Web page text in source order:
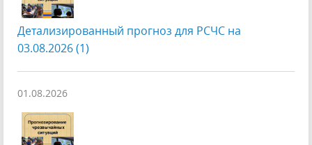
Детализированный прогноз для РСЧС на
03.08.2026 (1)
01.08.2026